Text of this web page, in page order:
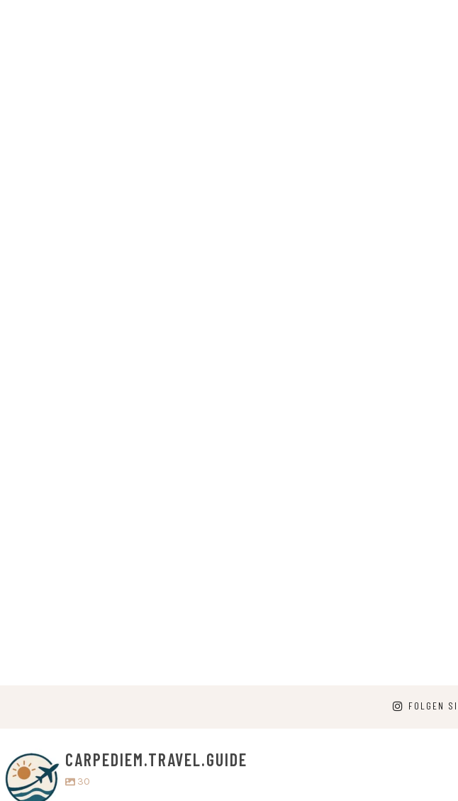
FOLGEN
CARPEDIEM.TRAVEL.GUIDE
30